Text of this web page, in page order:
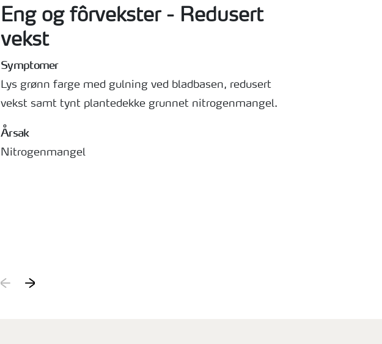
Eng og fôrvekster - Redusert
vekst
Symptomer
Lys grønn farge med gulning ved bladbasen, redusert
vekst samt tynt plantedekke grunnet nitrogenmangel.
Årsak
Nitrogenmangel